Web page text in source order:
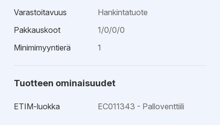
Varastoitavuus
Hankintatuote
Pakkauskoot
1/0/0/0
Minimimyyntierä
1
Tuotteen ominaisuudet
ETIM-luokka EC011343 - Palloventtiili